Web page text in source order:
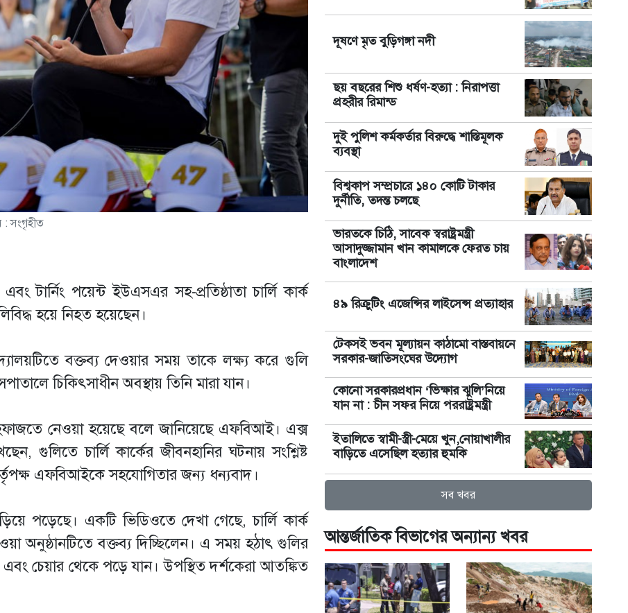
: সংগৃহীত
টার্নিং পয়েন্ট ইউএসএর সহ-প্রতিষ্ঠাতা চার্লি কার্ক
হয়ে নিহত হয়েছেন।
বক্তব্য দেওয়ার সময় তাকে লক্ষ্য করে গুলি
চিকিৎসাধীন অবস্থায় তিনি মারা যান।
নেওয়া হয়েছে বলে জানিয়েছে এফবিআই। এক্স
গুলিতে চার্লি কার্কের জীবনহানির ঘটনায় সংশ্লিষ্ট
এফবিআইকে সহযোগিতার জন্য ধন্যবাদ।
পড়েছে। একটি ভিডিওতে দেখা গেছে, চার্লি কার্ক
অনুষ্ঠানটিতে বক্তব্য দিচ্ছিলেন। এ সময় হঠাৎ গুলির
চেয়ার থেকে পড়ে যান। উপস্থিত দর্শকেরা আতঙ্কিত
দূষণে মৃত বুড়িগঙ্গা নদী
ছয় বছরের শিশু ধর্ষণ-হত্যা : নিরাপত্তা
প্রহরীর রিমান্ড
দুই পুলিশ কর্মকর্তার বিরুদ্ধে শাস্তিমূলক
ব্যবস্থা
বিশ্বকাপ সম্প্রচারে ১৪০ কোটি টাকার
দুর্নীতি, তদন্ত চলছে
ভারতকে চিঠি, সাবেক স্বরাষ্ট্রমন্ত্রী
আসাদুজ্জামান খান কামালকে ফেরত চায়
বাংলাদেশ
৪৯ রিক্রুটিং এজেন্সির লাইসেন্স প্রত্যাহার
টেকসই ভবন মূল্যায়ন কাঠামো বাস্তবায়নে
সরকার-জাতিসংঘের উদ্যোগ
কোনো সরকারপ্রধান ‘ভিক্ষার ঝুলি’নিয়ে
যান না : চীন সফর নিয়ে পররাষ্ট্রমন্ত্রী
ইতালিতে স্বামী-স্ত্রী-মেয়ে খুন,নোয়াখালীর
বাড়িতে এসেছিল হত্যার হুমকি
সব খবর
আন্তর্জাতিক বিভাগের অন্যান্য খবর